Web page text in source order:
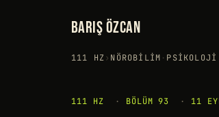
BARIŞ ÖZCAN
111 HZ› NÖROBILIM · PSIKOLOJI
111 HZ · BÖLÜM 93 · 11